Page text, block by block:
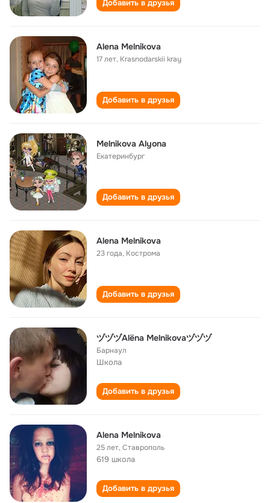
Добавить в друзья
Alena Melnikova
17 лет, Krasnodarskii kray
Добавить в друзья
Melnikova Alyona
Екатеринбург
Добавить в друзья
Alena Melnikova
23 года, Кострома
Добавить в друзья
ヅヅヅAlёna Меlnikovaヅヅヅ
Барнаул
Школа
Добавить в друзья
Alena Melnikova
25 лет,Ставрополь
619 школа
Добавить в друзья